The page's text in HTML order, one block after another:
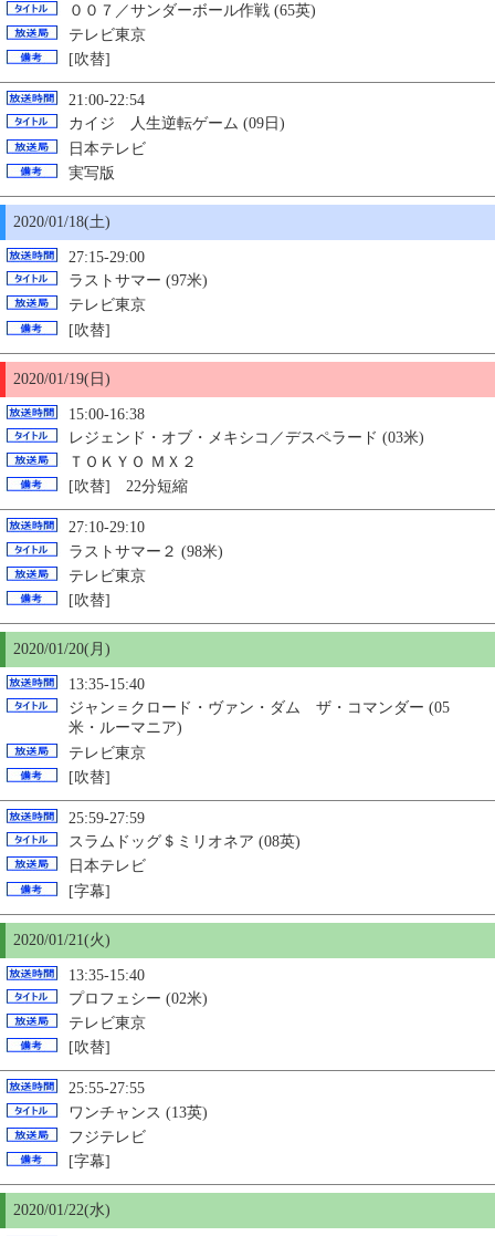
００７／サンダーボール作戦 (65英)
テレビ東京
[吹替]
21:00-22:54
カイジ 人生逆転ゲーム (09日)
日本テレビ
実写版
2020/01/18(土)
27:15-29:00
ラストサマー (97米)
テレビ東京
[吹替]
2020/01/19(日)
15:00-16:38
レジェンド・オブ・メキシコ／デスペラード (03米)
ＴＯＫＹＯ ＭＸ２
[吹替] 22分短縮
27:10-29:10
ラストサマー２ (98米)
テレビ東京
[吹替]
2020/01/20(月)
13:35-15:40
ジャン＝クロード・ヴァン・ダム ザ・コマンダー (05
米・ルーマニア)
テレビ東京
[吹替]
25:59-27:59
スラムドッグ＄ミリオネア (08英)
日本テレビ
[字幕]
2020/01/21(火)
13:35-15:40
プロフェシー (02米)
テレビ東京
[吹替]
25:55-27:55
ワンチャンス (13英)
フジテレビ
[字幕]
2020/01/22(水)